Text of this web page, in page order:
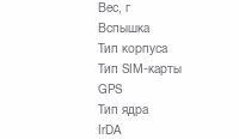
Вес, г
Вспышка
Тип корпуса
Тип SIM-карты
GPS
Тип ядра
IrDA